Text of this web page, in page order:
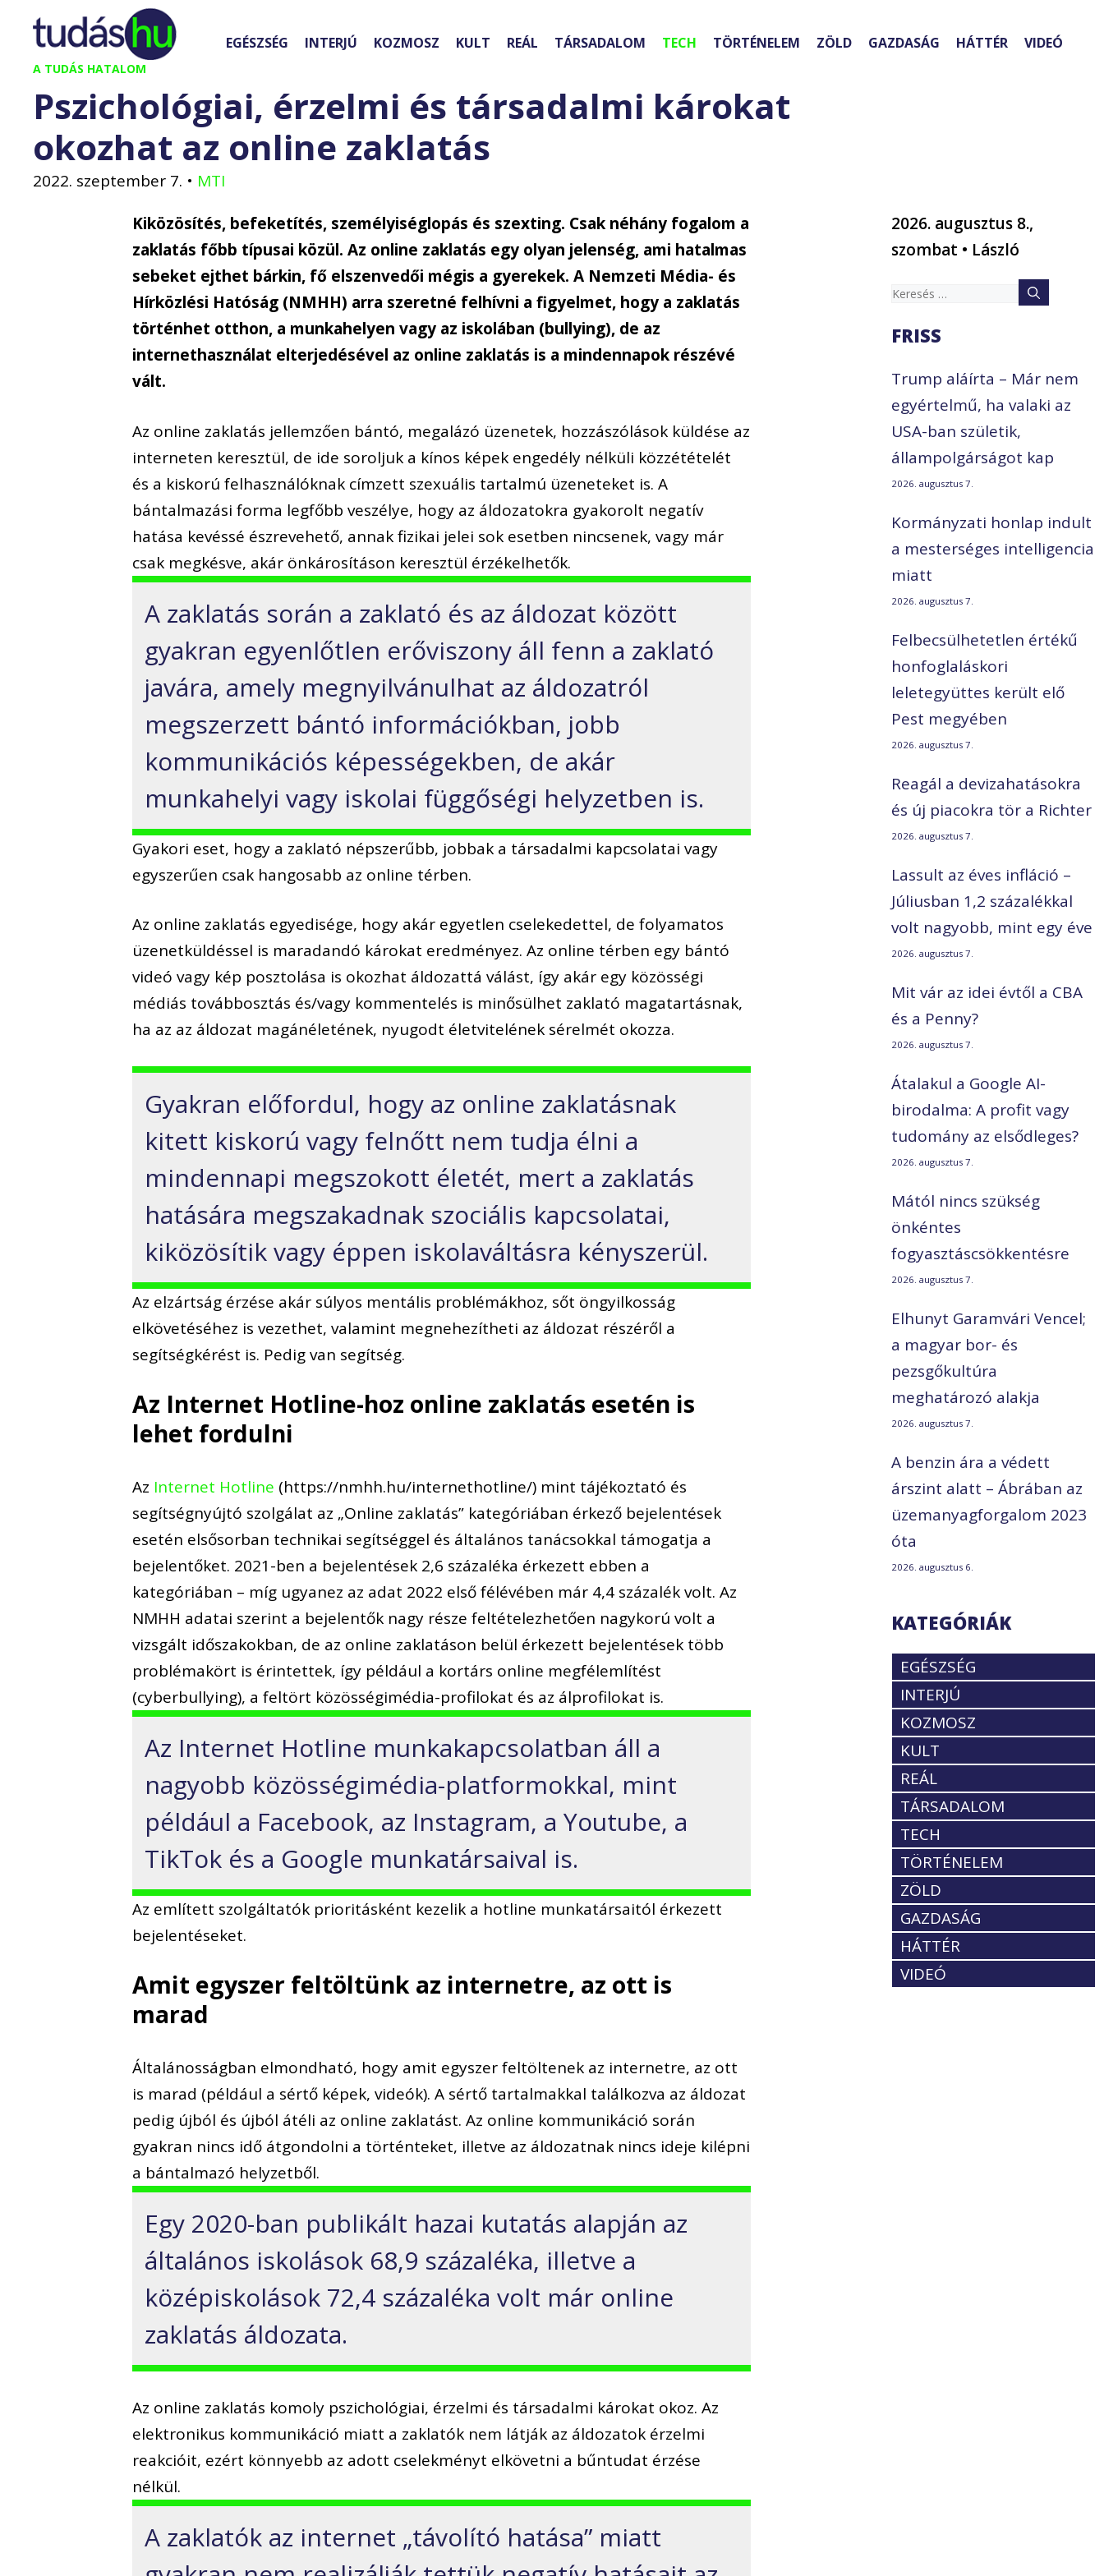
Kilépés
tartalomba
A TUDÁS HATALOM
EGÉSZSÉG INTERJÚ KOZMOSZ KULT REÁL TÁRSADALOM TECH TÖRTÉNELEM ZÖLD GAZDASÁG HÁTTÉR VIDEÓ
Pszichológiai, érzelmi és társadalmi károkat
okozhat az online zaklatás
2022. szeptember 7. • MTI
Kiközösítés, befeketítés, személyiséglopás és szexting. Csak néhány fogalom a
zaklatás főbb típusai közül. Az online zaklatás egy olyan jelenség, ami hatalmas
sebeket ejthet bárkin, fő elszenvedői mégis a gyerekek. A Nemzeti Média- és
Hírközlési Hatóság (NMHH) arra szeretné felhívni a figyelmet, hogy a zaklatás
történhet otthon, a munkahelyen vagy az iskolában (bullying), de az
internethasználat elterjedésével az online zaklatás is a mindennapok részévé
vált.
Az online zaklatás jellemzően bántó, megalázó üzenetek, hozzászólások küldése az
interneten keresztül, de ide soroljuk a kínos képek engedély nélküli közzétételét
és a kiskorú felhasználóknak címzett szexuális tartalmú üzeneteket is. A
bántalmazási forma legfőbb veszélye, hogy az áldozatokra gyakorolt negatív
hatása kevéssé észrevehető, annak fizikai jelei sok esetben nincsenek, vagy már
csak megkésve, akár önkárosításon keresztül érzékelhetők.
A zaklatás során a zaklató és az áldozat között
gyakran egyenlőtlen erőviszony áll fenn a zaklató
javára, amely megnyilvánulhat az áldozatról
megszerzett bántó információkban, jobb
kommunikációs képességekben, de akár
munkahelyi vagy iskolai függőségi helyzetben is.
Gyakori eset, hogy a zaklató népszerűbb, jobbak a társadalmi kapcsolatai vagy
egyszerűen csak hangosabb az online térben.
Az online zaklatás egyedisége, hogy akár egyetlen cselekedettel, de folyamatos
üzenetküldéssel is maradandó károkat eredményez. Az online térben egy bántó
videó vagy kép posztolása is okozhat áldozattá válást, így akár egy közösségi
médiás továbbosztás és/vagy kommentelés is minősülhet zaklató magatartásnak,
ha az az áldozat magánéletének, nyugodt életvitelének sérelmét okozza.
Gyakran előfordul, hogy az online zaklatásnak
kitett kiskorú vagy felnőtt nem tudja élni a
mindennapi megszokott életét, mert a zaklatás
hatására megszakadnak szociális kapcsolatai,
kiközösítik vagy éppen iskolaváltásra kényszerül.
Az elzártság érzése akár súlyos mentális problémákhoz, sőt öngyilkosság
elkövetéséhez is vezethet, valamint megnehezítheti az áldozat részéről a
segítségkérést is. Pedig van segítség.
Az Internet Hotline-hoz online zaklatás esetén is
lehet fordulni
Az Internet Hotline (https://nmhh.hu/internethotline/) mint tájékoztató és
segítségnyújtó szolgálat az „Online zaklatás” kategóriában érkező bejelentések
esetén elsősorban technikai segítséggel és általános tanácsokkal támogatja a
bejelentőket. 2021-ben a bejelentések 2,6 százaléka érkezett ebben a
kategóriában – míg ugyanez az adat 2022 első félévében már 4,4 százalék volt. Az
NMHH adatai szerint a bejelentők nagy része feltételezhetően nagykorú volt a
vizsgált időszakokban, de az online zaklatáson belül érkezett bejelentések több
problémakört is érintettek, így például a kortárs online megfélemlítést
(cyberbullying), a feltört közösségimédia-profilokat és az álprofilokat is.
Az Internet Hotline munkakapcsolatban áll a
nagyobb közösségimédia-platformokkal, mint
például a Facebook, az Instagram, a Youtube, a
TikTok és a Google munkatársaival is.
Az említett szolgáltatók prioritásként kezelik a hotline munkatársaitól érkezett
bejelentéseket.
Amit egyszer feltöltünk az internetre, az ott is
marad
Általánosságban elmondható, hogy amit egyszer feltöltenek az internetre, az ott
is marad (például a sértő képek, videók). A sértő tartalmakkal találkozva az áldozat
pedig újból és újból átéli az online zaklatást. Az online kommunikáció során
gyakran nincs idő átgondolni a történteket, illetve az áldozatnak nincs ideje kilépni
a bántalmazó helyzetből.
Egy 2020-ban publikált hazai kutatás alapján az
általános iskolások 68,9 százaléka, illetve a
középiskolások 72,4 százaléka volt már online
zaklatás áldozata.
Az online zaklatás komoly pszichológiai, érzelmi és társadalmi károkat okoz. Az
elektronikus kommunikáció miatt a zaklatók nem látják az áldozatok érzelmi
reakcióit, ezért könnyebb az adott cselekményt elkövetni a bűntudat érzése
nélkül.
A zaklatók az internet „távolító hatása” miatt
2026. augusztus 8.,
szombat • László
Keresés:
FRISS
Trump aláírta – Már nem
egyértelmű, ha valaki az
USA-ban születik,
állampolgárságot kap
2026. augusztus 7.
Kormányzati honlap indult
a mesterséges intelligencia
miatt
2026. augusztus 7.
Felbecsülhetetlen értékű
honfoglaláskori
leletegyüttes került elő
Pest megyében
2026. augusztus 7.
Reagál a devizahatásokra
és új piacokra tör a Richter
2026. augusztus 7.
Lassult az éves infláció –
Júliusban 1,2 százalékkal
volt nagyobb, mint egy éve
2026. augusztus 7.
Mit vár az idei évtől a CBA
és a Penny?
2026. augusztus 7.
Átalakul a Google AI-
birodalma: A profit vagy
tudomány az elsődleges?
2026. augusztus 7.
Mától nincs szükség
önkéntes
fogyasztáscsökkentésre
2026. augusztus 7.
Elhunyt Garamvári Vencel;
a magyar bor- és
pezsgőkultúra
meghatározó alakja
2026. augusztus 7.
A benzin ára a védett
árszint alatt – Ábrában az
üzemanyagforgalom 2023
óta
2026. augusztus 6.
KATEGÓRIÁK
EGÉSZSÉG
INTERJÚ
KOZMOSZ
KULT
REÁL
TÁRSADALOM
TECH
TÖRTÉNELEM
ZÖLD
GAZDASÁG
HÁTTÉR
VIDEÓ